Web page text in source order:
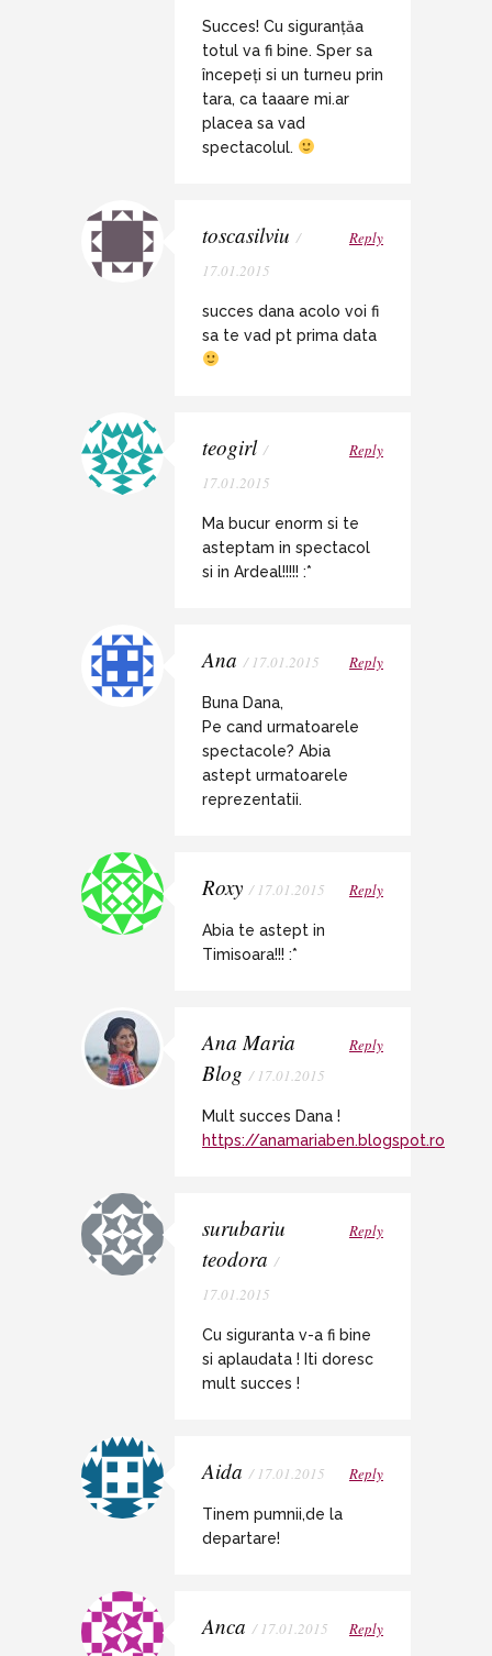
Succes! Cu siguranțăa
totul va fi bine. Sper sa
începeți si un turneu prin
tara, ca taaare mi.ar
placea sa vad
spectacolul.
toscasilviu /
17.01.2015
Reply
succes dana acolo voi fi
sa te vad pt prima data
teogirl /
17.01.2015
Reply
Ma bucur enorm si te
asteptam in spectacol
si in Ardeal!!!!! :*
Ana / 17.01.2015 Reply
Buna Dana,
Pe cand urmatoarele
spectacole? Abia
astept urmatoarele
reprezentatii.
Roxy / 17.01.2015 Reply
Abia te astept in
Timisoara!!! :*
Ana Maria
Blog / 17.01.2015
Reply
Mult succes Dana !
https://anamariaben.blogspot.ro
surubariu
teodora /
17.01.2015
Reply
Cu siguranta v-a fi bine
si aplaudata ! Iti doresc
mult succes !
Aida / 17.01.2015 Reply
Tinem pumnii,de la
departare!
Anca / 17.01.2015 Reply